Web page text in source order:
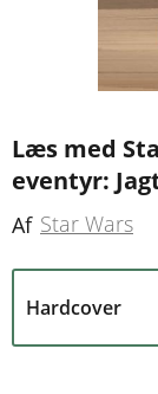
Læs med
eventyr:
Af Star Wars
Hardcover